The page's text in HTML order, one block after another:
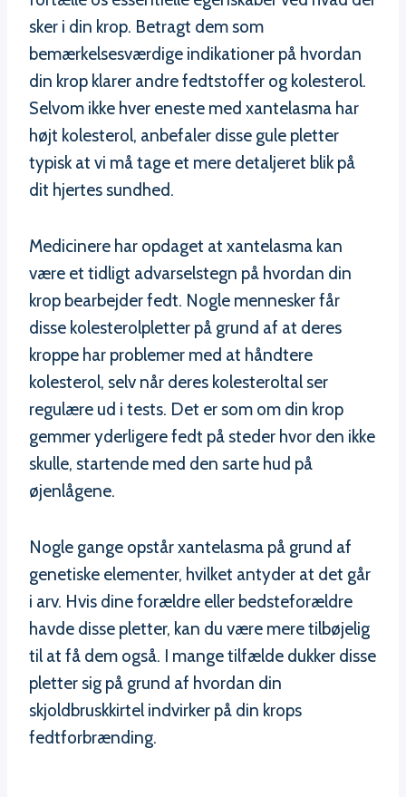
sker i din krop. Betragt dem som
bemærkelsesværdige indikationer på hvordan
din krop klarer andre fedtstoffer og kolesterol.
Selvom ikke hver eneste med xantelasma har
højt kolesterol, anbefaler disse gule pletter
typisk at vi må tage et mere detaljeret blik på
dit hjertes sundhed.
Medicinere har opdaget at xantelasma kan
være et tidligt advarselstegn på hvordan din
krop bearbejder fedt. Nogle mennesker får
disse kolesterolpletter på grund af at deres
kroppe har problemer med at håndtere
kolesterol, selv når deres kolesteroltal ser
regulære ud i tests. Det er som om din krop
gemmer yderligere fedt på steder hvor den ikke
skulle, startende med den sarte hud på
øjenlågene.
Nogle gange opstår xantelasma på grund af
genetiske elementer, hvilket antyder at det går
i arv. Hvis dine forældre eller bedsteforældre
havde disse pletter, kan du være mere tilbøjelig
til at få dem også. I mange tilfælde dukker disse
pletter sig på grund af hvordan din
skjoldbruskkirtel indvirker på din krops
fedtforbrænding.